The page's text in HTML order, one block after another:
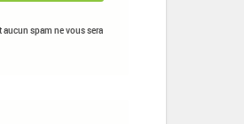
spam ne vous sera